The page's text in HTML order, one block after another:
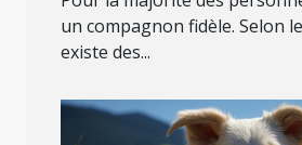
un compagnon fidèle. Selon
existe des...